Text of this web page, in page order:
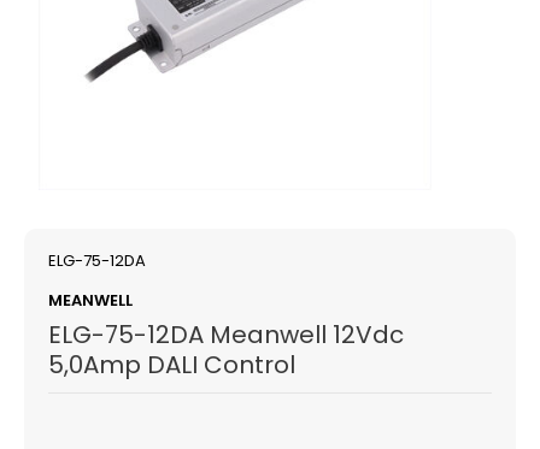
ELG-75-12DA
MEANWELL
ELG-75-12DA Meanwell 12Vdc
5,0Amp DALI Control